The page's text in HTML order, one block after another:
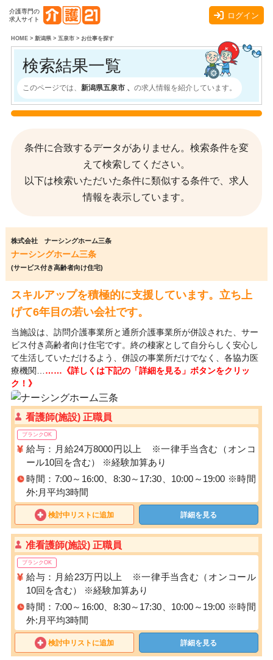
介護専門の
求人サイト
ログイン
HOME> 新潟県> 五泉市> お仕事を探す
検索結果一覧
このページでは、 新潟県五泉市 、 の求人情報を紹介しています。
条件に合致するデータがありません。検索条件を変
えて検索してください。
以下は検索いただいた条件に類似する条件で、求人
情報を表示しています。
株式会社 ナーシングホーム三条
ナーシングホーム三条
(サービス付き高齢者向け住宅)
スキルアップを積極的に支援しています。立ち上
げて6年目の若い会社です。
当施設は、訪問介護事業所と通所介護事業所が併設された、サー
ビス付き高齢者向け住宅です。終の棲家として自分らしく安心し
て生活していただけるよう、併設の事業所だけでなく、各協力医
療機関… ……《詳しくは下記の「詳細を見る」ボタンをクリッ
ク！》
看護師(施設) 正職員
ブランクOK
給与：月給24万8000円以上 ※一律手当含む（オンコ
ール10回を含む） ※経験加算あり
時間：7:00～16:00、8:30～17:30、10:00～19:00 ※時間
外:月平均3時間
検討中リストに追加 詳細を見る
准看護師(施設) 正職員
ブランクOK
給与：月給23万円以上 ※一律手当含む（オンコール
10回を含む） ※経験加算あり
時間：7:00～16:00、8:30～17:30、10:00～19:00 ※時間
外:月平均3時間
検討中リストに追加 詳細を見る